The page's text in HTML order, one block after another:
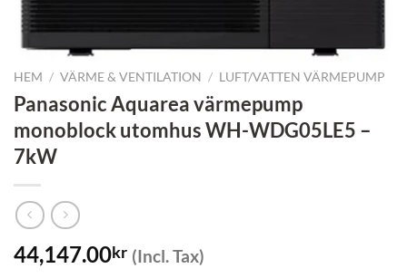
HEM / VÄRME & VENTILATION / LUFT/VATTEN VÄRMEPUMP
Panasonic Aquarea värmepump
monoblock utomhus WH-WDG05LE5 –
7kW
44,147.00kr (Incl. Tax)